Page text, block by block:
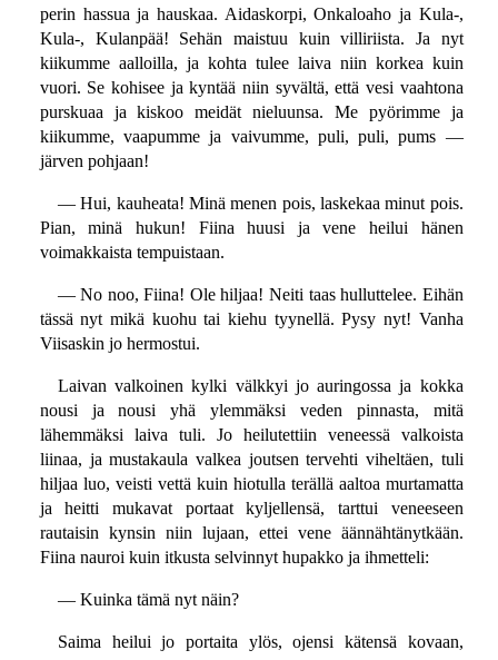
perin hassua ja hauskaa. Aidaskorpi, Onkaloaho ja Kula-,
Kula-, Kulanpää! Sehän maistuu kuin villiriista. Ja nyt
kiikumme aalloilla, ja kohta tulee laiva niin korkea kuin
vuori. Se kohisee ja kyntää niin syvältä, että vesi vaahtona
purskuaa ja kiskoo meidät nieluunsa. Me pyörimme ja
kiikumme, vaapumme ja vaivumme, puli, puli, pums —
järven pohjaan!
— Hui, kauheata! Minä menen pois, laskekaa minut pois.
Pian, minä hukun! Fiina huusi ja vene heilui hänen
voimakkaista tempuistaan.
— No noo, Fiina! Ole hiljaa! Neiti taas hulluttelee. Eihän
tässä nyt mikä kuohu tai kiehu tyynellä. Pysy nyt! Vanha
Viisaskin jo hermostui.
Laivan valkoinen kylki välkkyi jo auringossa ja kokka
nousi ja nousi yhä ylemmäksi veden pinnasta, mitä
lähemmäksi laiva tuli. Jo heilutettiin veneessä valkoista
liinaa, ja mustakaula valkea joutsen tervehti viheltäen, tuli
hiljaa luo, veisti vettä kuin hiotulla terällä aaltoa murtamatta
ja heitti mukavat portaat kyljellensä, tarttui veneeseen
rautaisin kynsin niin lujaan, ettei vene äännähtänytkään.
Fiina nauroi kuin itkusta selvinnyt hupakko ja ihmetteli:
— Kuinka tämä nyt näin?
Saima heilui jo portaita ylös, ojensi kätensä kovaan,